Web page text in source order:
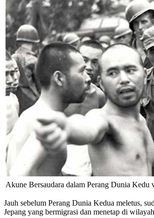
Akune Bersaudara dalam Perang Dunia Kedu
Jauh sebelum Perang Dunia Kedua meletus,
Jepang yang bermigrasi dan menetap di